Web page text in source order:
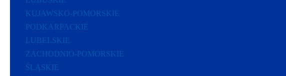
KUJAWSKO-POMORSKIE
PODKARPACKIE
LUBELSKIE
ZACHODNIO-POMORSKIE
ŚLĄSKIE